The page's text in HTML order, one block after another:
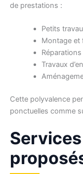
de prestations :
Petits
Montage et
Travaux
Cette polyvalence
ponctuelles comme